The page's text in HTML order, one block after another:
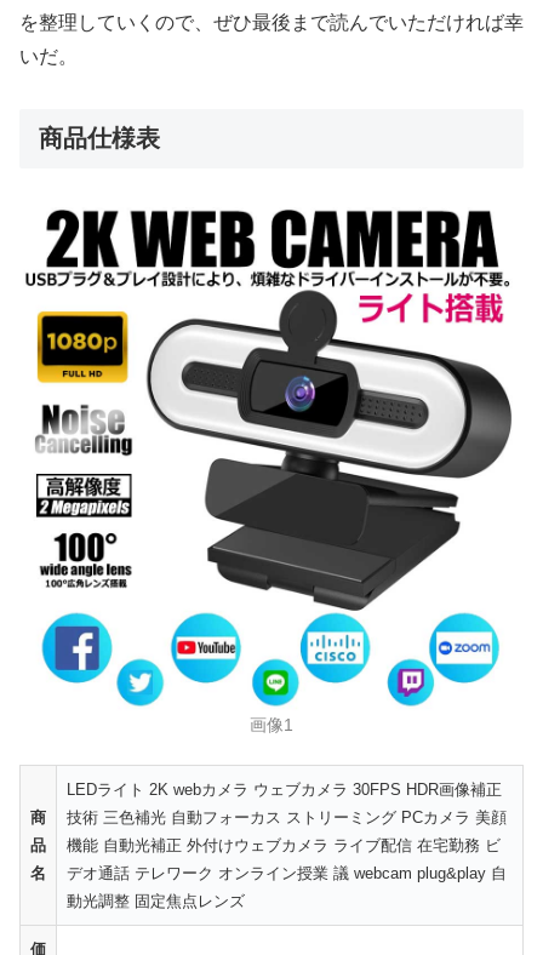
を整理していくので、ぜひ最後まで読んでいただければ幸
いだ。
商品仕様表
画像1
商
品
名
LEDライト 2K webカメラ ウェブカメラ 30FPS HDR画像補正
技術 三色補光 自動フォーカス ストリーミング PCカメラ 美顔
機能 自動光補正 外付けウェブカメラ ライブ配信 在宅勤務 ビ
デオ通話 テレワーク オンライン授業 議 webcam plug&play 自
動光調整 固定焦点レンズ
価